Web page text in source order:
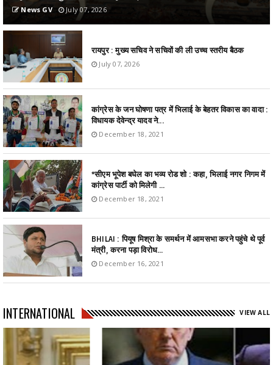
News GV July 07, 2026
रायपुर : मुख्य सचिव ने सचिवों की ली उच्च स्तरीय बैठक
July 07, 2026
कांग्रेस के जन घोषणा पत्र में भिलाई के बेहतर विकास का वादा :
विधायक देवेन्द्र यादव ने...
December 18, 2021
*सीएम भूपेश बघेल का भव्य रोड शो : कहा, भिलाई नगर निगम में
कांग्रेस पार्टी को मिलेगी ...
December 18, 2021
BHILAI : पियूष मिश्रा के समर्थन में आमसभा करने पहुंचे थे पूर्व
मंत्री, करना पड़ा विरोध...
December 16, 2021
INTERNATIONAL VIEW ALL